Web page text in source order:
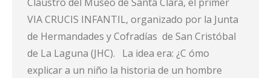
VIA CRUCIS INFANTIL, organizado por la Junta
de Hermandades y Cofradías de San Cristóbal
de La Laguna (JHC). La idea era: ¿C ómo
explicar a un niño la historia de un hombre